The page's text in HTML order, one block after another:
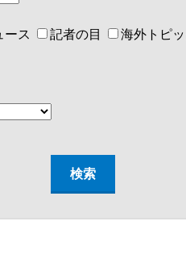
ース 記者の目 海外トピ